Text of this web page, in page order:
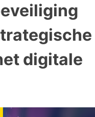
digitale